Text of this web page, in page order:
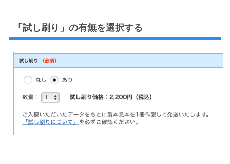
「試し刷り」の有無を選択する